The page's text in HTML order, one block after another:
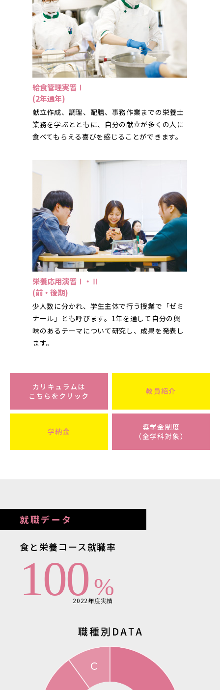
給食管理実習Ⅰ
(2年通年)
献立作成、調理、配膳、事務作業までの栄養士
業務を学ぶとともに、自分の献立が多くの人に
食べてもらえる喜びを感じることができます。
栄養応用演習Ⅰ・Ⅱ
(前・後期)
少人数に分かれ、学生主体で行う授業で「ゼミ
ナール」とも呼びます。1年を通して自分の興
味のあるテーマについて研究し、成果を発表し
ます。
カリキュラムは
こちらをクリック
教員紹介
学納金
奨学金制度
（全学科対象）
就職データ
食と栄養コース就職率
100 %
2022年度実績